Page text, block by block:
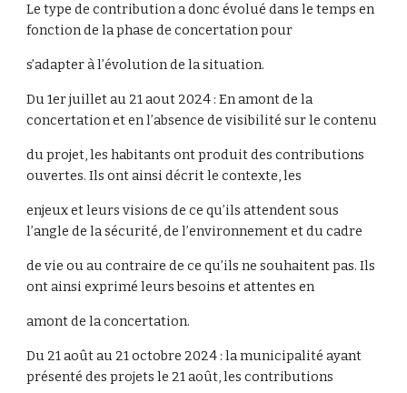
Le type de contribution a donc évolué dans le temps en
fonction de la phase de concertation pour
s’adapter à l’évolution de la situation.
Du 1er juillet au 21 aout 2024 : En amont de la
concertation et en l’absence de visibilité sur le contenu
du projet, les habitants ont produit des contributions
ouvertes. Ils ont ainsi décrit le contexte, les
enjeux et leurs visions de ce qu’ils attendent sous
l’angle de la sécurité, de l’environnement et du cadre
de vie ou au contraire de ce qu’ils ne souhaitent pas. Ils
ont ainsi exprimé leurs besoins et attentes en
amont de la concertation.
Du 21 août au 21 octobre 2024 : la municipalité ayant
présenté des projets le 21 août, les contributions